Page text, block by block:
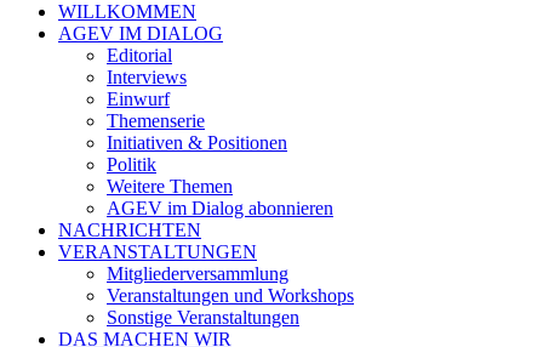
WILLKOMMEN
AGEV IM DIALOG
Editorial
Interviews
Einwurf
Themenserie
Initiativen & Positionen
Politik
Weitere Themen
AGEV im Dialog abonnieren
NACHRICHTEN
VERANSTALTUNGEN
Mitgliederversammlung
Veranstaltungen und Workshops
Sonstige Veranstaltungen
DAS MACHEN WIR